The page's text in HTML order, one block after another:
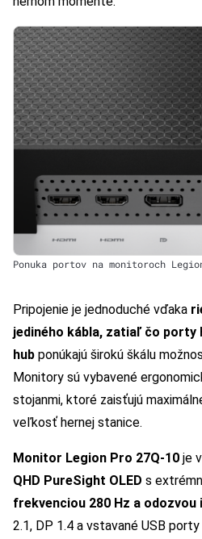
Ponuka portov na monitoroch
Pripojenie je jednoduché vďaka
jediného kábla, zatiaľ čo porty
hub ponúkajú širokú škálu
Monitory sú vybavené
stojanmi, ktoré zaisťujú
veľkosť hernej stanice.
Monitor Legion Pro 27Q-10 je
QHD PureSight OLED s
frekvenciou 280 Hz a odozvou
2.1, DP 1.4 a vstavané USB